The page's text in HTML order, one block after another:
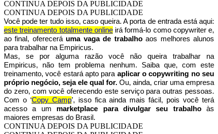
CONTINUA DEPOIS DA PUBLICIDADE
CONTINUA DEPOIS DA PUBLICIDADE
Você pode ter tudo isso, caso queira. A porta de entrada está aqui:
este treinamento totalmente onlineirá formá-lo como copywriter e,
ao final, oferecerá uma vaga de trabalhoaos melhores alunos
para trabalhar na Empiricus.
Mas, se por alguma razão você não queira trabalhar na
Empiricus, não tem problema nenhum. Saiba que, com este
treinamento, você estará apto para aplicar o copywriting no seu
próprio negócio, seja ele qual for. Ou, ainda, criar uma empresa
do zero, com você oferecendo este serviço para outras pessoas.
Com o ‘Copy Camp’, isso fica ainda mais fácil, pois você terá
acesso a um marketplace para divulgar seu trabalhoàs
maiores empresas do Brasil.
CONTINUA DEPOIS DA PUBLICIDADE